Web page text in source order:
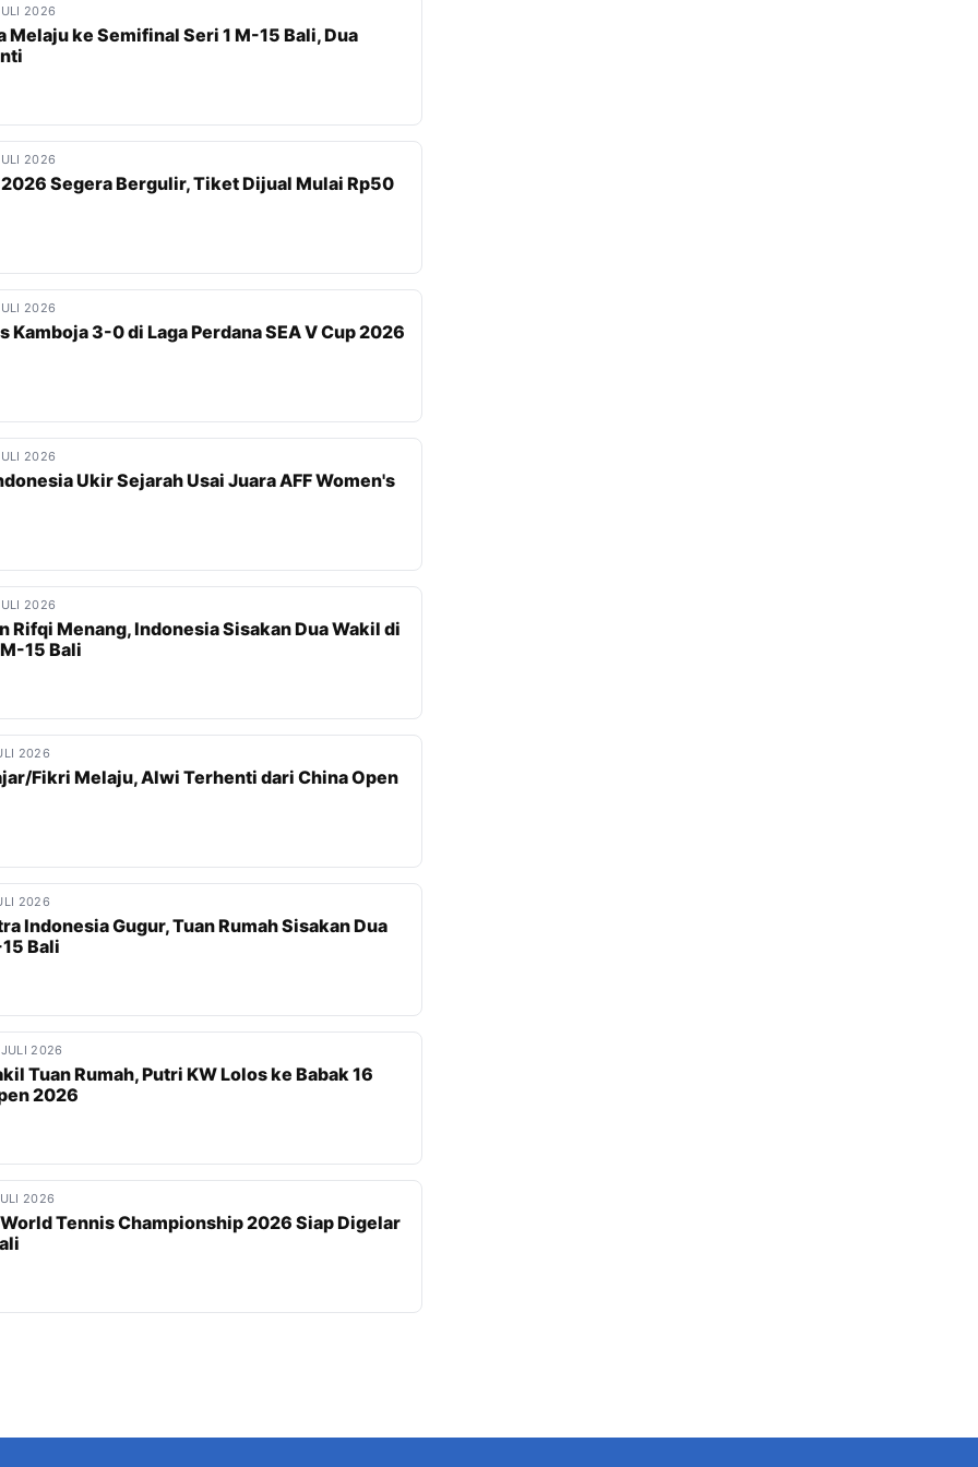
2026
ke Semifinal Seri 1 M-15 Bali, Dua
2026
Segera Bergulir, Tiket Dijual Mulai Rp50
2026
Kamboja 3-0 di Laga Perdana SEA V Cup 2026
2026
Ukir Sejarah Usai Juara AFF Women's
2026
Rifqi Menang, Indonesia Sisakan Dua Wakil di
15 Bali
2026
Fikri Melaju, Alwi Terhenti dari China Open
2026
Indonesia Gugur, Tuan Rumah Sisakan Dua
Bali
JULI 2026
Tuan Rumah, Putri KW Lolos ke Babak 16
2026
2026
Tennis Championship 2026 Siap Digelar